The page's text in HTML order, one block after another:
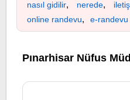
nasıl gidilir, nerede,
online randevu, e-randevu
Pınarhisar Nüfus